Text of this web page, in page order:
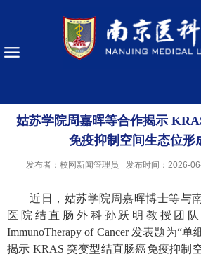
姑苏学院周嘉晖等合作揭示
免疫抑制空间生态位形
发布者：校网新闻管理员 发布时间：2026-
近日，姑苏学院周嘉晖博士等与
医院结直肠外科孙跃明教授团队
ImmunoTherapy of Cancer 发表题为“
揭示 KRAS 突变型结直肠癌免疫抑制